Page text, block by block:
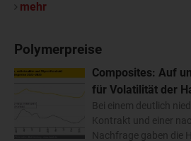
mehr
Polymerpreise
Composites: Auf
für Volatilität der
Bei einem deutlich
Kontrakt und einer
Nachfrage gaben die